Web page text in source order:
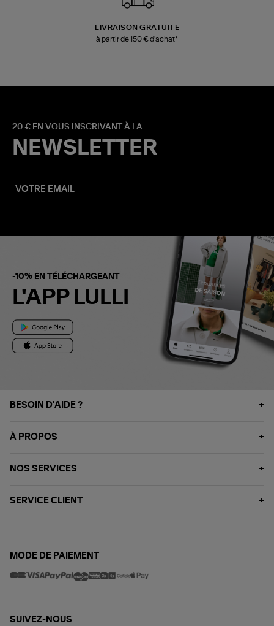
LIVRAISON GRATUITE
à partir de 150 € d'achat*
20 € EN VOUS INSCRIVANT À LA
NEWSLETTER
-10% EN TÉLÉCHARGEANT
L'APP LULLI
BESOIN D'AIDE ?
À PROPOS
NOS SERVICES
SERVICE CLIENT
MODE DE PAIEMENT
SUIVEZ-NOUS